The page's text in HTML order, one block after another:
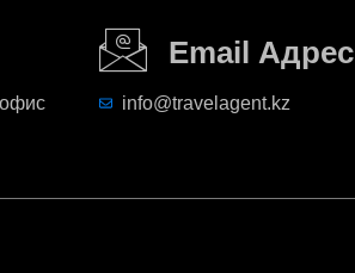
Email Адрес
info@travelagent.kz